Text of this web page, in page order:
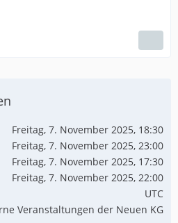
Freitag, 7. November 2025, 18:30
Freitag, 7. November 2025, 23:00
Freitag, 7. November 2025, 17:30
Freitag, 7. November 2025, 22:00
UTC
Veranstaltungen der Neuen KG